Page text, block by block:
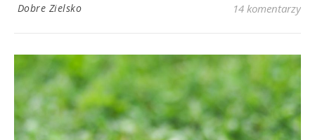
Dobre Zielsko 14 komentarzy